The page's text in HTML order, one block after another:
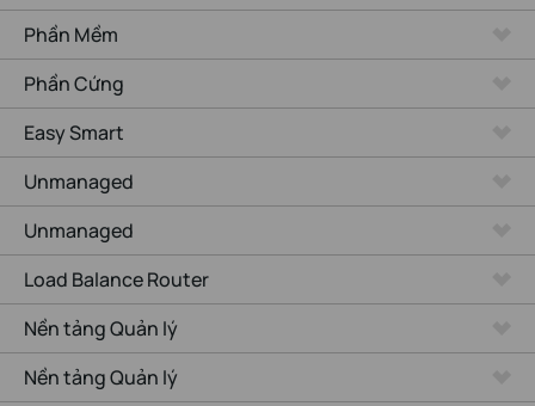
Phần Mềm
Phần Cứng
Easy Smart
Unmanaged
Unmanaged
Load Balance Router
Nền tảng Quản lý
Nền tảng Quản lý